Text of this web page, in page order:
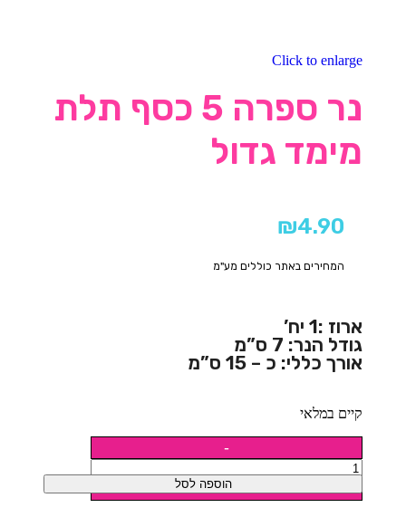
Click to enlarge
נר ספרה 5 כסף תלת
מימד גדול
₪4.90
המחירים באתר כוללים מע"מ
ארוז :1 יח’
גודל הנר: 7 ס”מ
אורך כללי: כ – 15 ס”מ
קיים במלאי
הוספה לסל